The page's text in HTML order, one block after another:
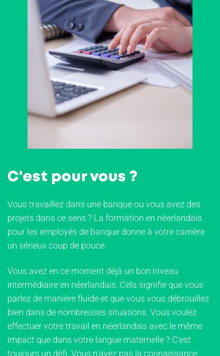
C'est pour vous ?
Vous travaillez dans une banque ou vous avez des
projets dans ce sens ? La formation en néerlandais
pour les employés de banque donne à votre carrière
un sérieux coup de pouce.
Vous avez en ce moment déjà un bon niveau
intermédiaire en néerlandais. Cela signifie que vous
parlez de manière fluide et que vous vous débrouillez
bien dans de nombreuses situations. Vous voulez
effectuer votre travail en néerlandais avec le même
impact que dans votre langue maternelle ? C'est